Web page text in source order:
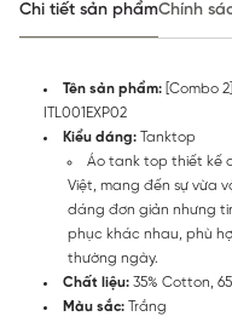
Chi tiết sản phẩmChính
Tên sản phẩm: [Combo
ITL001EXP02
Kiểu dáng: Tanktop
Áo tank top thiết kế
Việt, mang đến sự vừa
dáng đơn giản nhưng
phục khác nhau, phù
thường ngày.
Chất liệu: 35% Cotton,
Màu sắc: Trắng